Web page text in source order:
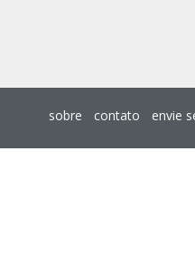
sobre contato envie